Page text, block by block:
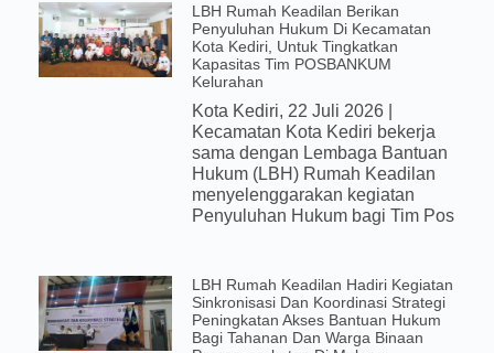
LBH Rumah Keadilan Berikan
Penyuluhan Hukum Di Kecamatan
Kota Kediri, Untuk Tingkatkan
Kapasitas Tim POSBANKUM
Kelurahan
Kota Kediri, 22 Juli 2026 |
Kecamatan Kota Kediri bekerja
sama dengan Lembaga Bantuan
Hukum (LBH) Rumah Keadilan
menyelenggarakan kegiatan
Penyuluhan Hukum bagi Tim Pos
LBH Rumah Keadilan Hadiri Kegiatan
Sinkronisasi Dan Koordinasi Strategi
Peningkatan Akses Bantuan Hukum
Bagi Tahanan Dan Warga Binaan